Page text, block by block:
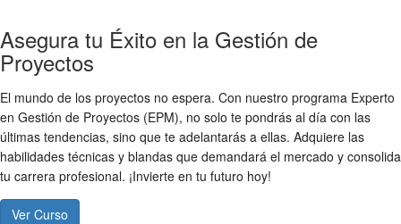
Asegura tu Éxito en la Gestión de
Proyectos
El mundo de los proyectos no espera. Con nuestro programa Experto
en Gestión de Proyectos (EPM), no solo te pondrás al día con las
últimas tendencias, sino que te adelantarás a ellas. Adquiere las
habilidades técnicas y blandas que demandará el mercado y consolida
tu carrera profesional. ¡Invierte en tu futuro hoy!
Ver Curso